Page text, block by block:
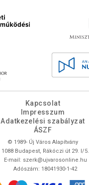
Kapcsolat
Impresszum
Adatkezelési szabályzat
ÁSZF
© 1989- Új Város Alapítvány
1088 Budapest, Rákóczi út 29. I/5.
E-mail: szerk@ujvarosonline.hu
Adószám: 18041930-1-42